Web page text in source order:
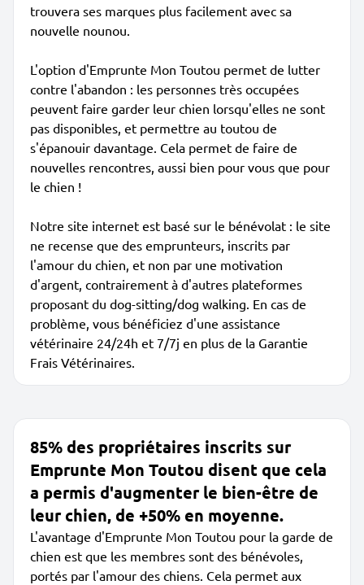
trouvera ses marques plus facilement avec sa
nouvelle nounou.
L'option d'Emprunte Mon Toutou permet de lutter
contre l'abandon : les personnes très occupées
peuvent faire garder leur chien lorsqu'elles ne sont
pas disponibles, et permettre au toutou de
s'épanouir davantage. Cela permet de faire de
nouvelles rencontres, aussi bien pour vous que pour
le chien !
Notre site internet est basé sur le bénévolat : le site
ne recense que des emprunteurs, inscrits par
l'amour du chien, et non par une motivation
d'argent, contrairement à d'autres plateformes
proposant du dog-sitting/dog walking. En cas de
problème, vous bénéficiez d'une assistance
vétérinaire 24/24h et 7/7j en plus de la Garantie
Frais Vétérinaires.
85% des propriétaires inscrits sur
Emprunte Mon Toutou disent que cela
a permis d'augmenter le bien-être de
leur chien, de +50% en moyenne.
L'avantage d'Emprunte Mon Toutou pour la garde de
chien est que les membres sont des bénévoles,
portés par l'amour des chiens. Cela permet aux